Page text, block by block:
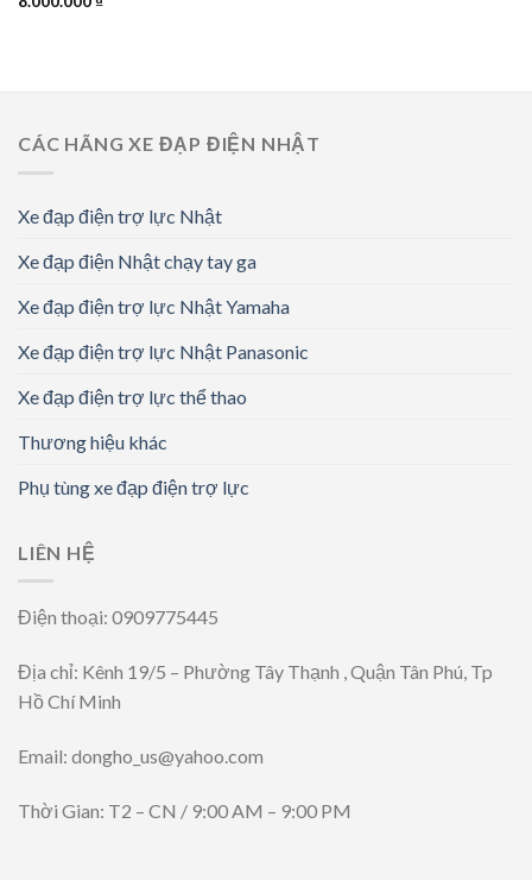
CÁC HÃNG XE ĐẠP ĐIỆN NHẬT
Xe đạp điện trợ lực Nhật
Xe đạp điện Nhật chạy tay ga
Xe đạp điện trợ lực Nhật Yamaha
Xe đạp điện trợ lực Nhật Panasonic
Xe đạp điện trợ lực thể thao
Thương hiệu khác
Phụ tùng xe đạp điện trợ lực
LIÊN HỆ
Điện thoại: 0909775445
Địa chỉ: Kênh 19/5 – Phường Tây Thạnh , Quận Tân Phú, Tp
Hồ Chí Minh
Email: dongho_us@yahoo.com
Thời Gian: T2 – CN / 9:00 AM – 9:00 PM